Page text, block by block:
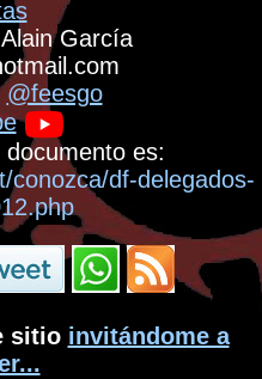
Alain García
@feesgo
es:
conozca/df-delegados-
sitio invitándome a